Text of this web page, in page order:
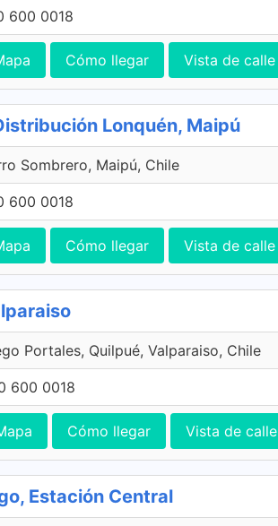
600 0018
Cómo llegar Vista de calle
Lonquén, Maipú
Sombrero, Maipú, Chile
600 0018
Cómo llegar Vista de calle
Portales, Quilpué, Valparaiso, Chile
600 0018
Cómo llegar Vista de calle
Estación Central